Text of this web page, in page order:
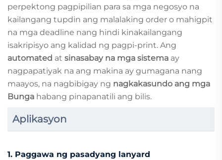
perpektong pagpipilian para sa mga negosyo na
kailangang tupdin ang malalaking order o mahigpit
na mga deadline nang hindi kinakailangang
isakripisyo ang kalidad ng pagpi-print. Ang
automated at sinasabay na mga sistema ay
nagpapatiyak na ang makina ay gumagana nang
maayos, na nagbibigay ng nagkakasundo ang mga
Bunga habang pinapanatili ang bilis.
Aplikasyon
1. Paggawa ng pasadyang lanyard